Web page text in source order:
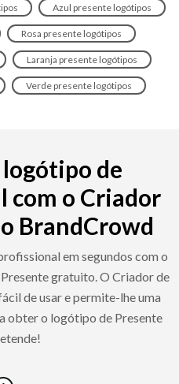
Azul presente logótipos
Rosa presente logótipos
Laranja presente logótipos
Verde presente logótipos
de
com o Criador
BrandCrowd
em segundos com o
gratuito. O Criador de
de usar e permite-lhe uma
obter o logótipo de Presente